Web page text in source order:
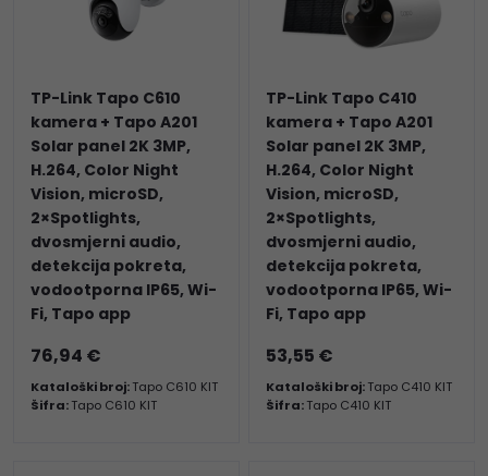
TP-Link Tapo C610
kamera + Tapo A201
Solar panel 2K 3MP,
H.264, Color Night
Vision, microSD,
2×Spotlights,
dvosmjerni audio,
detekcija pokreta,
vodootporna IP65, Wi-
Fi, Tapo app
76,94 €
Kataloški broj:Tapo C610 KIT
Šifra:Tapo C610 KIT
TP-Link Tapo C410
kamera + Tapo A201
Solar panel 2K 3MP,
H.264, Color Night
Vision, microSD,
2×Spotlights,
dvosmjerni audio,
detekcija pokreta,
vodootporna IP65, Wi-
Fi, Tapo app
53,55 €
Kataloški broj:Tapo C410 KIT
Šifra:Tapo C410 KIT